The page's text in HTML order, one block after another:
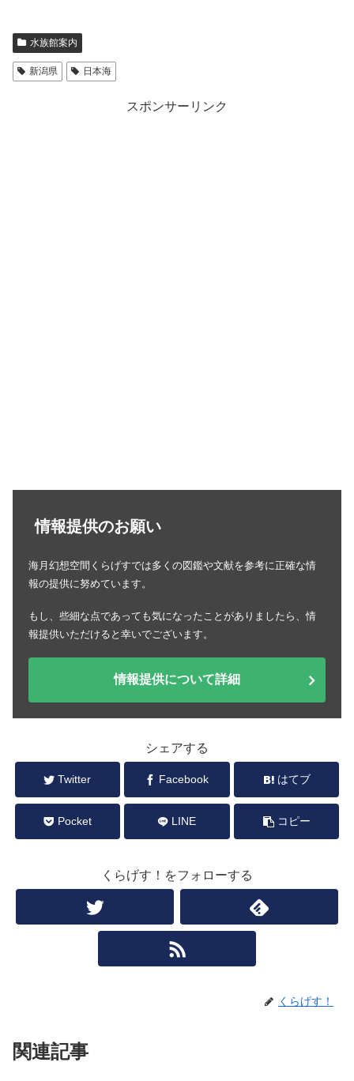
水族館案内
新潟県 日本海
スポンサーリンク
情報提供のお願い
海月幻想空間くらげすでは多くの図鑑や文献を参考に正確な情
報の提供に努めています。
もし、些細な点であっても気になったことがありましたら、情
報提供いただけると幸いでございます。
情報提供について詳細
シェアする
Twitter Facebook はてブ
Pocket LINE コピー
くらげす！をフォローする
くらげす！
関連記事